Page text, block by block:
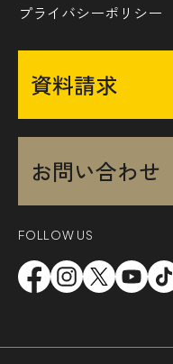
プライバシーポリシー
資料請求
お問い合わせ
FOLLOW US